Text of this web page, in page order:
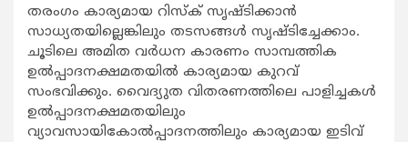
തരംഗം കാര്യമായ റിസ്‌ക് സൃഷ്ടിക്കാന്‍
സാധ്യതയില്ലെങ്കിലും തടസങ്ങള്‍ സൃഷ്ടിച്ചേക്കാം.
ചൂടിലെ അമിത വര്‍ധന കാരണം സാമ്പത്തിക
ഉല്‍പ്പാദനക്ഷമതയില്‍ കാര്യമായ കുറവ്
സംഭവിക്കും. വൈദ്യുത വിതരണത്തിലെ പാളിച്ചകള്‍
ഉല്‍പ്പാദനക്ഷമതയിലും
വ്യാവസായികോല്‍പ്പാദനത്തിലും കാര്യമായ ഇടിവ്